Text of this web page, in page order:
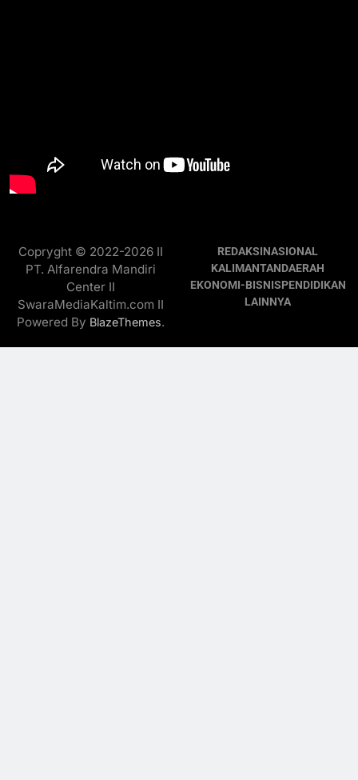
Copryght © 2022-2026 II
PT. Alfarendra Mandiri
Center II
SwaraMediaKaltim.com II
Powered By BlazeThemes.
REDAKSINASIONAL
KALIMANTANDAERAH
EKONOMI-BISNISPENDIDIKAN
LAINNYA